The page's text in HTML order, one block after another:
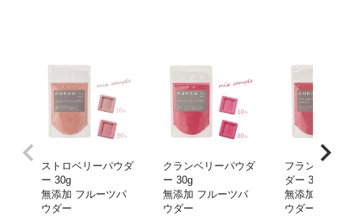
ストロベリーパウダ
ー 30g
無添加 フルーツパ
ウダー
クランベリーパウダ
ー 30g
無添加 フルーツパ
ウダー
フランボワー
ダー 30g
無添加 フルー
ウダー